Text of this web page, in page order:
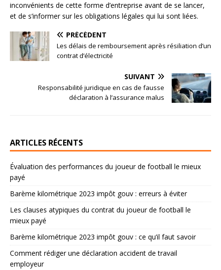
inconvénients de cette forme d’entreprise avant de se lancer,
et de s’informer sur les obligations légales qui lui sont liées.
PRÉCÉDENT
Les délais de remboursement après résiliation d’un
contrat d’électricité
SUIVANT
Responsabilité juridique en cas de fausse
déclaration à l’assurance malus
ARTICLES RÉCENTS
Évaluation des performances du joueur de football le mieux
payé
Barème kilométrique 2023 impôt gouv : erreurs à éviter
Les clauses atypiques du contrat du joueur de football le
mieux payé
Barème kilométrique 2023 impôt gouv : ce qu’il faut savoir
Comment rédiger une déclaration accident de travail
employeur